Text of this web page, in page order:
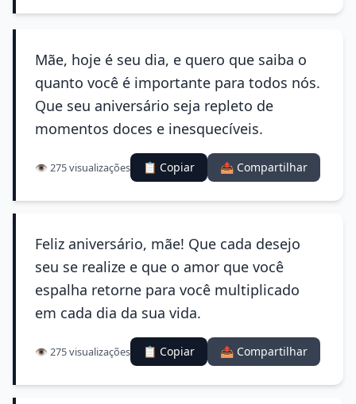
Mãe, hoje é seu dia, e quero que saiba o
quanto você é importante para todos nós.
Que seu aniversário seja repleto de
momentos doces e inesquecíveis.
👁️ 275 visualizações 📋 Copiar 📤 Compartilhar
Feliz aniversário, mãe! Que cada desejo
seu se realize e que o amor que você
espalha retorne para você multiplicado
em cada dia da sua vida.
👁️ 275 visualizações 📋 Copiar 📤 Compartilhar